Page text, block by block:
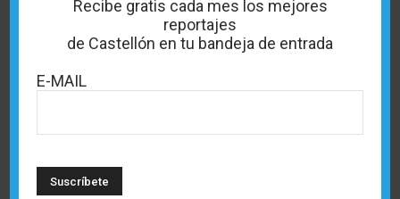
Río Carbo en Villahermosa del Río
Si lo tuyo son las rutas con recompensa final, esta
caminata hacia la Cascada del Río Carbo es
Recibe gratis cada mes los mejores
reportajes
de Castellón en tu bandeja de entrada
E-MAIL